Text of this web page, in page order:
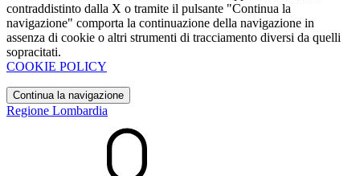
contraddistinto dalla X o tramite il pulsante "Continua la
navigazione" comporta la continuazione della navigazione in
assenza di cookie o altri strumenti di tracciamento diversi da quelli
sopracitati.
COOKIE POLICY
Continua la navigazione
Regione Lombardia